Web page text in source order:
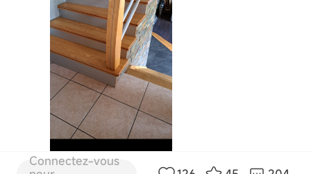
Connectez-vous